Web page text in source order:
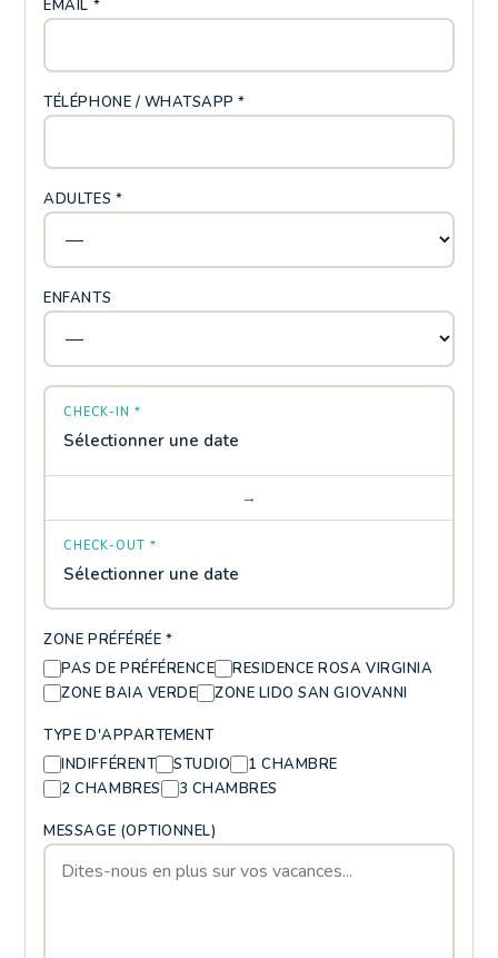
EMAIL *
TÉLÉPHONE / WHATSAPP *
ADULTES *
ENFANTS
CHECK-IN *
Sélectionner une date
→
CHECK-OUT *
Sélectionner une date
ZONE PRÉFÉRÉE *
PAS DE PRÉFÉRENCE
RESIDENCE ROSA VIRGINIA
ZONE BAIA VERDE
ZONE LIDO SAN GIOVANNI
TYPE D'APPARTEMENT
INDIFFÉRENT
STUDIO
1 CHAMBRE
2 CHAMBRES
3 CHAMBRES
MESSAGE (OPTIONNEL)